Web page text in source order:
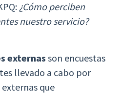
¿Cómo perciben
nuestro servicio?
externasson encuestas
llevado a cabo por
que